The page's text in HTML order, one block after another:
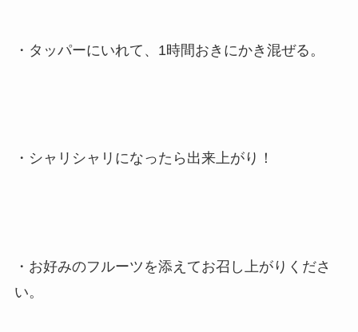
・タッパーにいれて、1時間おきにかき混ぜる。
・シャリシャリになったら出来上がり！
・お好みのフルーツを添えてお召し上がりくださ
い。